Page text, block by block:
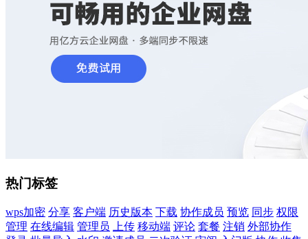
热门标签
wps加密 分享 客户端 历史版本 下载 协作成员 预览 同步 权限
管理 在线编辑 管理员 上传 移动端 评论 套餐 注销 外部协作